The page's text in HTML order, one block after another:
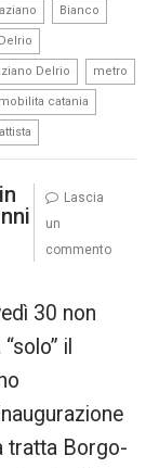
Bianco
Delrio
Delrio metro
mobilita catania
30 non
il
tratta Borgo-
Lascia
un
commento